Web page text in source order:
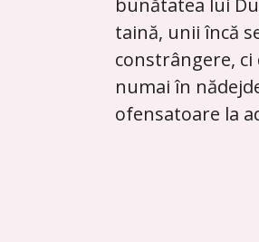
bunătatea lui
taină, unii încă
constrângere, ci
numai în
ofensatoare la